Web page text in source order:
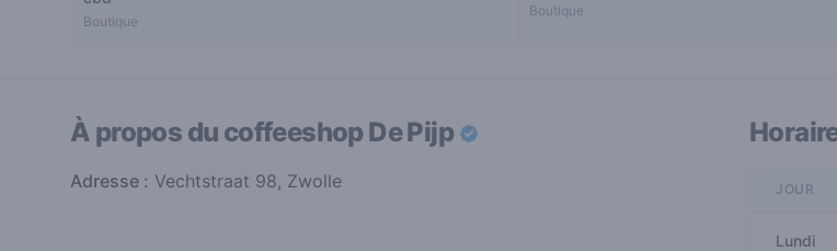
Boutique
Boutique
À propos du coffeeshopDe Pijp
Adresse : Vechtstraat 98, Zwolle JOUR
Lundi